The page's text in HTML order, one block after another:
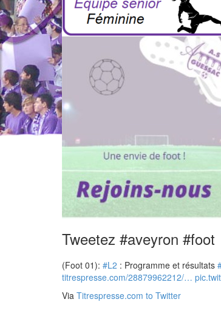
Tweetez #aveyron #foot
(Foot 01): #L2 : Programme et résultats
titrespresse.com/28879962212/…
Via Titrespresse.com to Twitter